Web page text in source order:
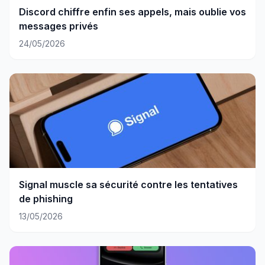
Discord chiffre enfin ses appels, mais oublie vos
messages privés
24/05/2026
Signal muscle sa sécurité contre les tentatives
de phishing
13/05/2026